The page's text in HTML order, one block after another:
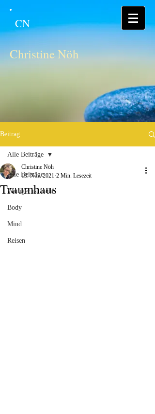
CN
Christine Nöh
Beitrag
Alle Beiträge
Weniger ist mehr
Body
Mind
Reisen
Alle Beiträge
Traumhaus
Christine Nöh
13. Nov. 2021 2 Min. Lesezeit